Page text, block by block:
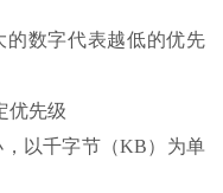
字代表越低的优先
先级
千字节（KB）为单